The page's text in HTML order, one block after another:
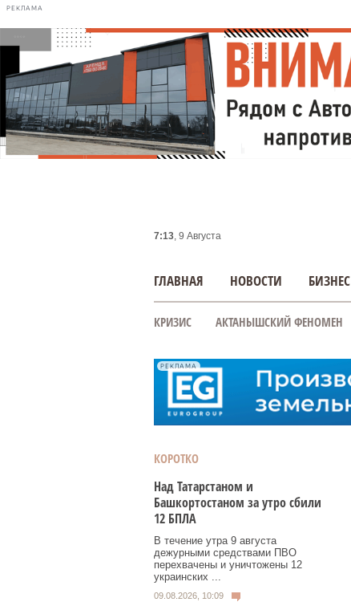
РЕКЛАМА
7:13, 9 Августа
ГЛАВНАЯ НОВОСТИ БИЗНЕС
КРИЗИС АКТАНЫШСКИЙ ФЕНОМЕН
РЕКЛАМА
КОРОТКО
Над Татарстаном и
Башкортостаном за утро сбили
12 БПЛА
В течение утра 9 августа
дежурными средствами ПВО
перехвачены и уничтожены 12
украинских ...
09.08.2026, 10:09